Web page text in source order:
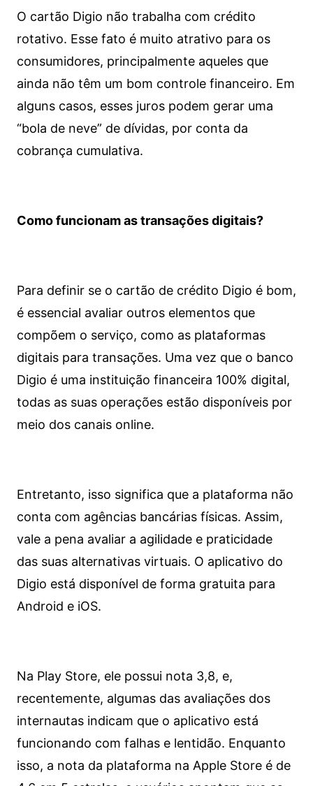
O cartão Digio não trabalha com crédito
rotativo. Esse fato é muito atrativo para os
consumidores, principalmente aqueles que
ainda não têm um bom controle financeiro. Em
alguns casos, esses juros podem gerar uma
“bola de neve” de dívidas, por conta da
cobrança cumulativa.
Como funcionam as transações digitais?
Para definir se o cartão de crédito Digio é bom,
é essencial avaliar outros elementos que
compõem o serviço, como as plataformas
digitais para transações. Uma vez que o banco
Digio é uma instituição financeira 100% digital,
todas as suas operações estão disponíveis por
meio dos canais online.
Entretanto, isso significa que a plataforma não
conta com agências bancárias físicas. Assim,
vale a pena avaliar a agilidade e praticidade
das suas alternativas virtuais. O aplicativo do
Digio está disponível de forma gratuita para
Android e iOS.
Na Play Store, ele possui nota 3,8, e,
recentemente, algumas das avaliações dos
internautas indicam que o aplicativo está
funcionando com falhas e lentidão. Enquanto
isso, a nota da plataforma na Apple Store é de